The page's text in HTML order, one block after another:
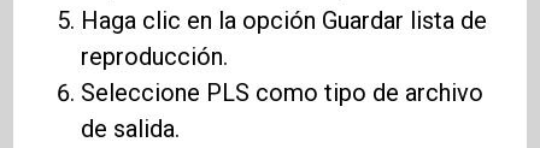
Haga clic en la opción Guardar lista de
reproducción.
Seleccione PLS como tipo de archivo
de salida.